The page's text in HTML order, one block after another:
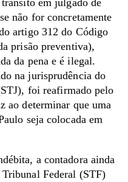
em julgado de
não for concretamente
artigo 312 do Código
prisão preventiva),
da pena e é ilegal.
na jurisprudência do
foi reafirmado pelo
ao determinar que uma
seja colocada em
a contadora ainda
Federal (STF)